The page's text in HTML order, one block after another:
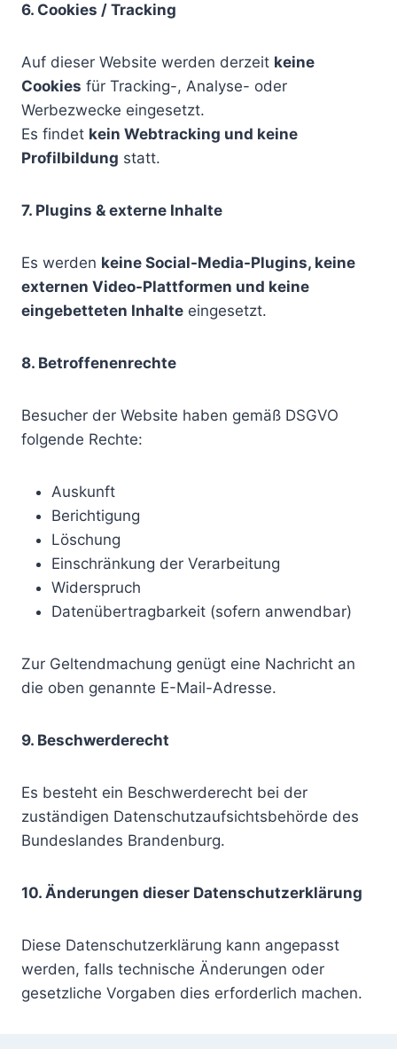
6. Cookies / Tracking
Auf dieser Website werden derzeit keine
Cookies für Tracking-, Analyse- oder
Werbezwecke eingesetzt.
Es findet kein Webtracking und keine
Profilbildung statt.
7. Plugins & externe Inhalte
Es werden keine Social-Media-Plugins, keine
externen Video-Plattformen und keine
eingebetteten Inhalte eingesetzt.
8. Betroffenenrechte
Besucher der Website haben gemäß DSGVO
folgende Rechte:
Auskunft
Berichtigung
Löschung
Einschränkung der Verarbeitung
Widerspruch
Datenübertragbarkeit (sofern anwendbar)
Zur Geltendmachung genügt eine Nachricht an
die oben genannte E-Mail-Adresse.
9. Beschwerderecht
Es besteht ein Beschwerderecht bei der
zuständigen Datenschutzaufsichtsbehörde des
Bundeslandes Brandenburg.
10. Änderungen dieser Datenschutzerklärung
Diese Datenschutzerklärung kann angepasst
werden, falls technische Änderungen oder
gesetzliche Vorgaben dies erforderlich machen.